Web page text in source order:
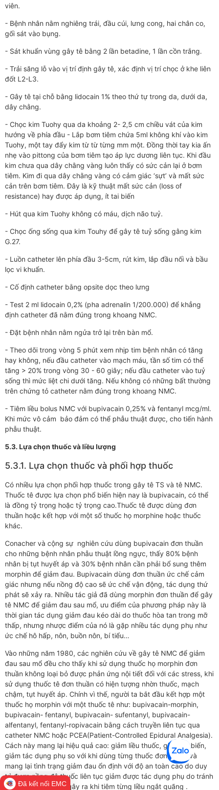
viên.
- Bệnh nhân nằm nghiêng trái, đầu cúi, lưng cong, hai chân co,
gối sát vào bụng.
- Sát khuẩn vùng gây tê bằng 2 lần betadine, 1 lần cồn trắng.
- Trải săng lỗ vào vị trí định gây tê, xác định vị trí chọc ở khe liên
đốt L2-L3.
- Gây tê tại chỗ bằng lidocain 1% theo thứ tự trong da, dưới da,
dây chằng.
- Chọc kim Tuohy qua da khoảng 2- 2,5 cm chiều vát của kim
hướng về phía đầu - Lắp bơm tiêm chứa 5ml không khí vào kim
Tuohy, một tay đẩy kim từ từ từng mm một. Đồng thời tay kia ấn
nhẹ vào pittong của bơm tiêm tạo áp lực dương liên tục. Khi đầu
kim chưa qua dây chằng vàng luôn thấy có sức cản lại ở bơm
tiêm. Kim đi qua dây chằng vàng có cảm giác ‘sựt’ và mất sức
cản trên bơm tiêm. Đây là kỹ thuật mất sức cản (loss of
resistance) hay được áp dụng, ít tai biến
- Hút qua kim Tuohy không có máu, dịch não tuỷ.
- Chọc ống sống qua kim Touhy để gây tê tuỷ sống gằng kim
G.27.
- Luồn catheter lên phía đầu 3-5cm, rút kim, lắp đầu nối và bầu
lọc vi khuẩn.
- Cố định catheter bằng opsite dọc theo lưng
- Test 2 ml lidocain 0,2% (pha adrenalin 1/200.000) để khẳng
định catheter đã nằm đúng trong khoang NMC.
- Đặt bệnh nhân nằm ngửa trở lại trên bàn mổ.
- Theo dõi trong vòng 5 phút xem nhịp tim bệnh nhân có tăng
hay không, nếu đầu catheter vào mạch máu, tần số tim có thể
tăng > 20% trong vòng 30 - 60 giây; nếu đầu catheter vào tuỷ
sống thì mức liệt chi dưới tăng. Nếu không có những bất thường
trên chứng tỏ catheter nằm đúng trong khoang NMC.
- Tiêm liều bolus NMC với bupivacain 0,25% và fentanyl mcg/ml.
Khi mức vô cảm bảo đảm có thể phẫu thuật được, cho tiến hành
phẫu thuật.
5.3. Lựa chọn thuốc và liều lượng
5.3.1. Lựa chọn thuốc và phối hợp thuốc
Có nhiều lựa chọn phối hợp thuốc trong gây tê TS và tê NMC.
Thuốc tê được lựa chọn phổ biến hiện nay là bupivacain, có thể
là đồng tỷ trọng hoặc tỷ trọng cao.Thuốc tê được dùng đơn
thuần hoặc kết hợp với một số thuốc họ morphine hoặc thuốc
khác.
Conacher và cộng sự nghiên cứu dùng bupivacain đơn thuần
cho những bệnh nhân phẫu thuật lồng ngực, thấy 80% bệnh
nhân bị tụt huyết áp và 30% bệnh nhân cần phải bổ sung thêm
morphin để giảm đau. Bupivacain dùng đơn thuần ức chế cảm
giác nhưng nếu nồng độ cao sẽ ức chế vận động, tác dụng thứ
phát sẽ xảy ra. Nhiều tác giả đã dùng morphin đơn thuần để gây
tê NMC để giảm đau sau mổ, ưu điểm của phương pháp này là
thời gian tác dụng giảm đau kéo dài do thuốc hòa tan trong mỡ
thấp, nhưng nhược điểm của nó là gặp nhiều tác dụng phụ như
ức chế hô hấp, nôn, buồn nôn, bí tiểu…
Vào những năm 1980, các nghiên cứu về gây tê NMC để giảm
đau sau mổ đều cho thấy khi sử dụng thuốc họ morphin đơn
thuần không loại bỏ được phản ứng nội tiết đối với các stress, khi
sử dụng thuốc tê đơn thuần có hiện tượng nhờn thuốc, mạch
chậm, tụt huyết áp. Chính vì thế, người ta bắt đầu kết hợp một
thuốc họ morphin với một thuốc tê như: bupivacain-morphin,
bupivacain- fentanyl, bupivacain- sufentanyl, bupivacain-
alfentanyl, fentanyl-ropivacain bằng cách truyền liên tục qua
catheter NMC hoặc PCEA(Patient-Controlled Epidural Analgesia).
Cách này mang lại hiệu quả cao: giảm liều thuốc, giảm tai biến,
giảm tác dụng phụ so với khi dùng từng thuốc đơn thuần và
mang lại tình trạng giảm đau ổn định với độ an toàn cao do duy
trì được nồng độ thuốc liên tục giảm được tác dụng phụ do tránh
được nồng độ đỉnh gây ra khi tiêm từng liều ngắt quãng .
Đã kết nối EMC